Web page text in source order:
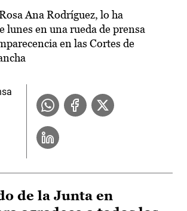
Ana Rodríguez, lo ha
lunes en una rueda de prensa
en las Cortes de
de la Junta en